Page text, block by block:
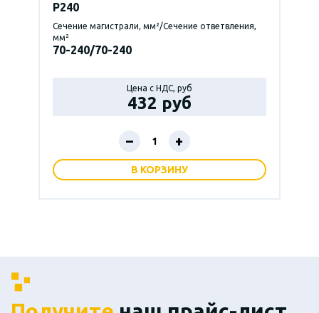
P240
Сечение магистрали, мм²/Сечение ответвления,
мм²
70-240/70-240
Цена с НДС, руб
432 руб
– +
В КОРЗИНУ